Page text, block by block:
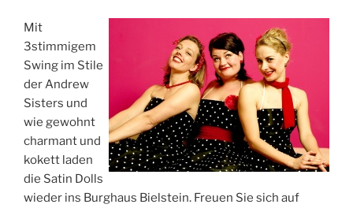
Mit
3stimmigem
Swing im Stile
der Andrew
Sisters und
wie gewohnt
charmant und
kokett laden
die Satin Dolls
wieder ins Burghaus Bielstein. Freuen Sie sich auf